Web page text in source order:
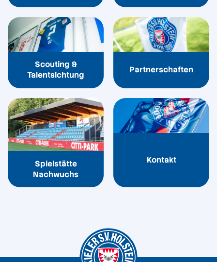
Scouting &
Talentsichtung
Partnerschaften
Spielstätte
Nachwuchs
Kontakt